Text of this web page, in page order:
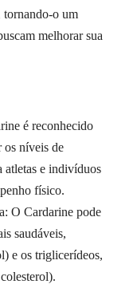
tornando-o um
melhorar sua
é reconhecido
os níveis de
atletas e indivíduos
físico.
O Cardarine pode
saudáveis,
e os triglicerídeos,